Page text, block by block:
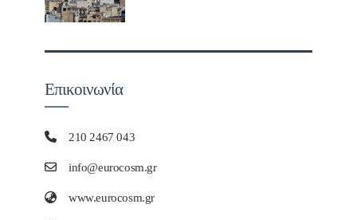
Επικοινωνία
210 2467 043
info@eurocosm.gr
www.eurocosm.gr